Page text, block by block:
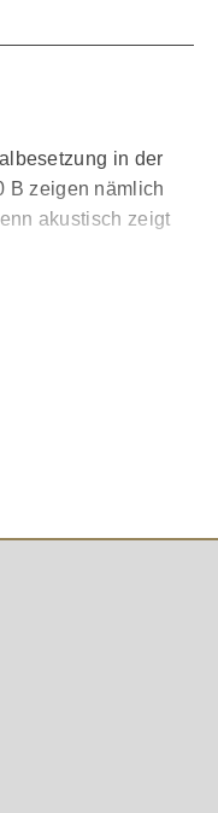
in der
B zeigen nämlich
akustisch zeigt